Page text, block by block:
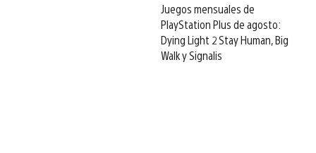
Juegos mensuales de
PlayStation Plus de agosto:
Dying Light 2 Stay Human, Big
Walk y Signalis